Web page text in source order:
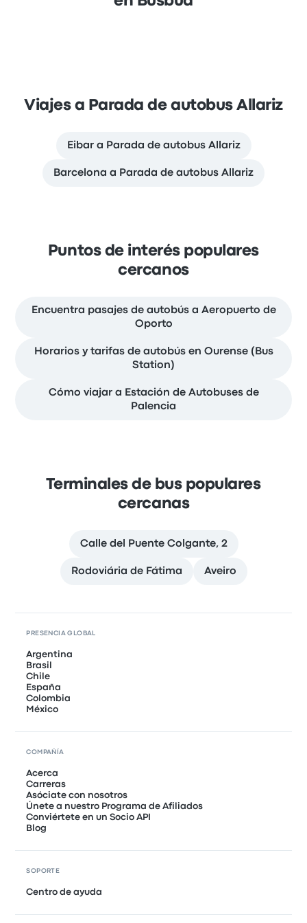
Viajes a Parada de autobus Allariz
Eibar a Parada de autobus Allariz
Barcelona a Parada de autobus Allariz
Puntos de interés populares
cercanos
Encuentra pasajes de autobús a Aeropuerto de
Oporto
Horarios y tarifas de autobús en Ourense (Bus
Station)
Cómo viajar a Estación de Autobuses de
Palencia
Terminales de bus populares
cercanas
Calle del Puente Colgante, 2
Rodoviária de Fátima Aveiro
PRESENCIA GLOBAL
Argentina
Brasil
Chile
España
Colombia
México
COMPAÑÍA
Acerca
Carreras
Asóciate con nosotros
Únete a nuestro Programa de Afiliados
Conviértete en un Socio API
Blog
SOPORTE
Centro de ayuda